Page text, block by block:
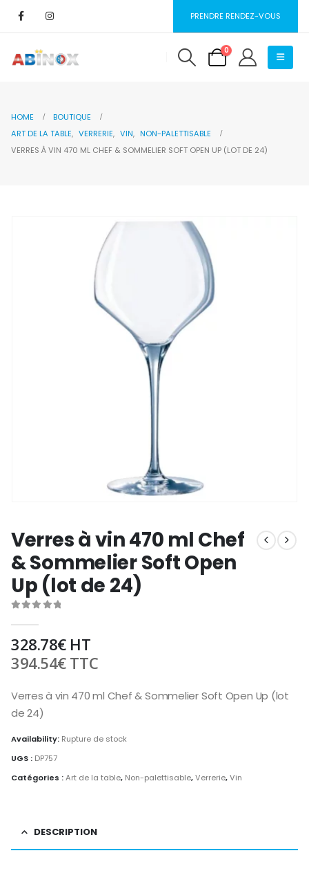
PRENDRE RENDEZ-VOUS
0
HOME
BOUTIQUE
ART DE LA TABLE, VERRERIE, VIN, NON-PALETTISABLE
VERRES À VIN 470 ML CHEF & SOMMELIER SOFT OPEN UP (LOT DE 24)
Verres à vin 470 ml Chef
& Sommelier Soft Open
Up (lot de 24)
328.78€HT
394.54€TTC
Verres à vin 470 ml Chef & Sommelier Soft Open Up (lot
de 24)
Availability: Rupture de stock
UGS : DP757
Catégories :Art de la table, Non-palettisable,Verrerie,Vin
DESCRIPTION